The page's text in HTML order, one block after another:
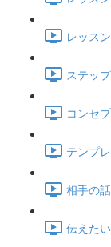
レッス
ステッ
コンセ
テンプ
相手の
伝えた